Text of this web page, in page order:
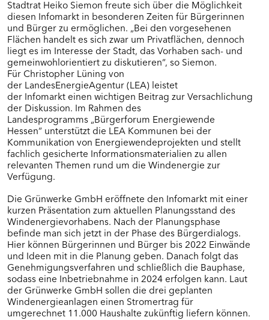
Langgöns
Marburg
Schöffengrund
Wettenberg
BÜRGERFOREN IN SÜDHESSEN (RP
DARMSTADT)
Eltville am Rhein
Freigericht
Grävenwiesbach
Groß-Umstadt
Heidenrod
Kiedrich
Kreis Groß-Gerau
Mühltal
Schaafheim
Steinau an der Straße
Waldems
Weilrod
Winterstein-Kommunen
Stadtrat Heiko Siemon freute sich über die Möglichkeit
diesen Infomarkt in besonderen Zeiten für Bürgerinnen
und Bürger zu ermöglichen. „Bei den vorgesehenen
Flächen handelt es sich zwar um Privatflächen, dennoch
liegt es im Interesse der Stadt, das Vorhaben sach- und
gemeinwohlorientiert zu diskutieren“, so Siemon.
Für Christopher Lüning von
der LandesEnergieAgentur (LEA) leistet
der Infomarkt einen wichtigen Beitrag zur Versachlichung
der Diskussion. Im Rahmen des
Landesprogramms „Bürgerforum Energiewende
Hessen“ unterstützt die LEA Kommunen bei der
Kommunikation von Energiewendeprojekten und stellt
fachlich gesicherte Informationsmaterialien zu allen
relevanten Themen rund um die Windenergie zur
Verfügung.
Die Grünwerke GmbH eröffnete den Infomarkt mit einer
kurzen Präsentation zum aktuellen Planungsstand des
Windenergievorhabens. Nach der Planungsphase
befinde man sich jetzt in der Phase des Bürgerdialogs.
Hier können Bürgerinnen und Bürger bis 2022 Einwände
und Ideen mit in die Planung geben. Danach folgt das
Genehmigungsverfahren und schließlich die Bauphase,
sodass eine Inbetriebnahme in 2024 erfolgen kann. Laut
der Grünwerke GmbH sollen die drei geplanten
Windenergieanlagen einen Stromertrag für
umgerechnet 11.000 Haushalte zukünftig liefern können.